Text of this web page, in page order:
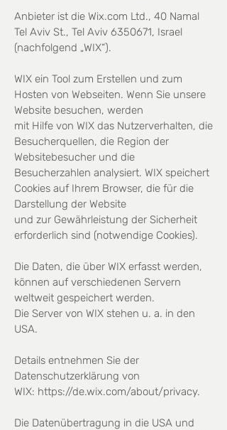
Anbieter ist die Wix.com Ltd., 40 Namal
Tel Aviv St., Tel Aviv 6350671, Israel
(nachfolgend „WIX“).
WIX ein Tool zum Erstellen und zum
Hosten von Webseiten. Wenn Sie unsere
Website besuchen, werden
mit Hilfe von WIX das Nutzerverhalten, die
Besucherquellen, die Region der
Websitebesucher und die
Besucherzahlen analysiert. WIX speichert
Cookies auf Ihrem Browser, die für die
Darstellung der Website
und zur Gewährleistung der Sicherheit
erforderlich sind (notwendige Cookies).
Die Daten, die über WIX erfasst werden,
können auf verschiedenen Servern
weltweit gespeichert werden.
Die Server von WIX stehen u. a. in den
USA.
Details entnehmen Sie der
Datenschutzerklärung von
WIX: https://de.wix.com/about/privacy.
Die Datenübertragung in die USA und